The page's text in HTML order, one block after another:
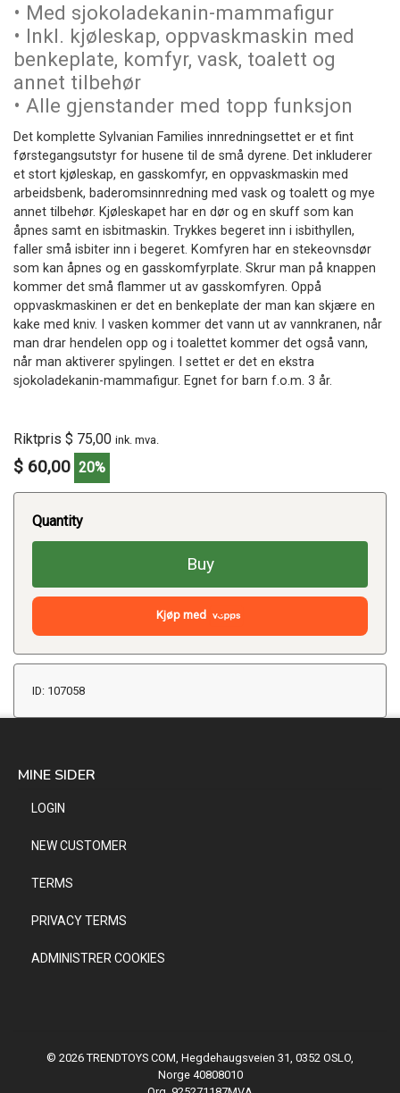
• Med sjokoladekanin-mammafigur
• Inkl. kjøleskap, oppvaskmaskin med
benkeplate, komfyr, vask, toalett og
annet tilbehør
• Alle gjenstander med topp funksjon
Det komplette Sylvanian Families innredningsettet er et fint
førstegangsutstyr for husene til de små dyrene. Det inkluderer
et stort kjøleskap, en gasskomfyr, en oppvaskmaskin med
arbeidsbenk, baderomsinnredning med vask og toalett og mye
annet tilbehør. Kjøleskapet har en dør og en skuff som kan
åpnes samt en isbitmaskin. Trykkes begeret inn i isbithyllen,
faller små isbiter inn i begeret. Komfyren har en stekeovnsdør
som kan åpnes og en gasskomfyrplate. Skrur man på knappen
kommer det små flammer ut av gasskomfyren. Oppå
oppvaskmaskinen er det en benkeplate der man kan skjære en
kake med kniv. I vasken kommer det vann ut av vannkranen, når
man drar hendelen opp og i toalettet kommer det også vann,
når man aktiverer spylingen. I settet er det en ekstra
sjokoladekanin-mammafigur. Egnet for barn f.o.m. 3 år.
Riktpris $ 75,00 ink. mva.
$ 60,00 20%
Quantity
Buy
Kjøp med
ID: 107058
MINE SIDER
LOGIN
NEW CUSTOMER
TERMS
PRIVACY TERMS
ADMINISTRER COOKIES
© 2026 TRENDTOYS COM, Hegdehaugsveien 31, 0352 OSLO,
Norge 40808010